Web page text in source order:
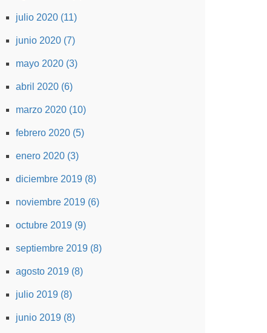
julio 2020 (11)
junio 2020 (7)
mayo 2020 (3)
abril 2020 (6)
marzo 2020 (10)
febrero 2020 (5)
enero 2020 (3)
diciembre 2019 (8)
noviembre 2019 (6)
octubre 2019 (9)
septiembre 2019 (8)
agosto 2019 (8)
julio 2019 (8)
junio 2019 (8)